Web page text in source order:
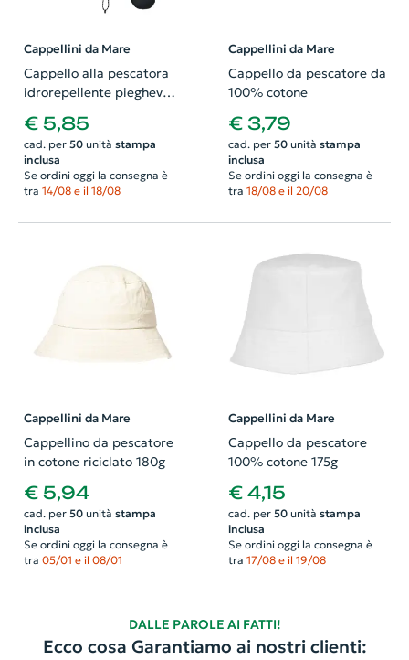
Cappellini da Mare
Cappello alla pescatora
idrorepellente pieghevole
moschettone 65gr
€ 5,85
cad. per 50unità stampa
inclusa
Se ordini oggi la consegna è
tra 14/08 e il 18/08
Cappellini da Mare
Cappello da pescatore da
100% cotone
€ 3,79
cad. per 50unità stampa
inclusa
Se ordini oggi la consegna è
tra 18/08 e il 20/08
Cappellini da Mare
Cappellino da pescatore
in cotone riciclato 180g
€ 5,94
cad. per 50unità stampa
inclusa
Se ordini oggi la consegna è
tra 05/01 e il 08/01
Cappellini da Mare
Cappello da pescatore
100% cotone 175g
€ 4,15
cad. per 50unità stampa
inclusa
Se ordini oggi la consegna è
tra 17/08 e il 19/08
DALLE PAROLE AI FATTI!
Ecco cosa Garantiamo ai nostri clienti: